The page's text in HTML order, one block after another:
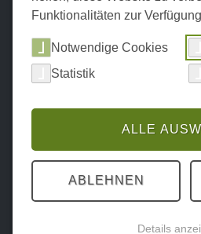
Funktionalitäten zur
Notwendige Cookies
Statistik
ALLE
ABLEHNEN
Details